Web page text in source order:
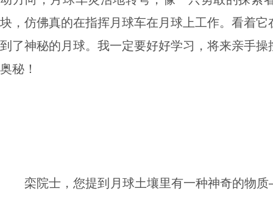
块，仿佛真的在指挥月球车在月球上工作。看着
到了神秘的月球。我一定要好好学习，将来亲手
奥秘！
栾院士，您提到月球土壤里有一种神奇的物